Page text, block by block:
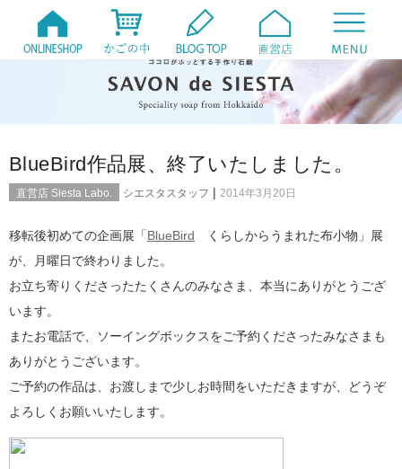
BlueBird作品展、終了いたしました。
直営店 Siesta Labo. シエスタスタッフ | 2014年3月20日
移転後初めての企画展「BlueBird くらしからうまれた布小物」展
が、月曜日で終わりました。
お立ち寄りくださったたくさんのみなさま、本当にありがとうござ
います。
またお電話で、ソーイングボックスをご予約くださったみなさまも
ありがとうございます。
ご予約の作品は、お渡しまで少しお時間をいただきますが、どうぞ
よろしくお願いいたします。